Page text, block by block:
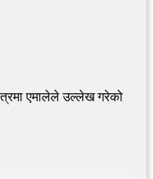
एमालेले उल्लेख गरेको